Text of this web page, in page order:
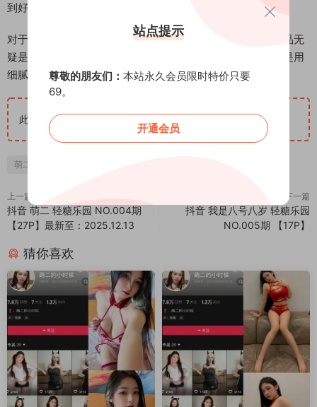
到好处的清新与美好。
对于喜欢日常系、治愈风格写真的朋友来说，萌二的这期作品无
疑是一份视觉上的轻松小品。它不追求强烈的视觉冲击，而是用
细腻的镜头语言，留存下了一份关于闲暇时光的温柔备忘录。
此隐藏内容仅限VIP查看
萌二
上一篇
抖音 萌二 轻糖乐园 NO.004期
【27P】最新至：2025.12.13
下一篇
抖音 我是八号八岁 轻糖乐园
NO.005期 【17P】
猜你喜欢
站点提示
尊敬的朋友们： 本站永久会员限时特价只要
69。
开通会员